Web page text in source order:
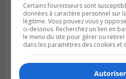
Publié le 31 juillet 2026 à 14h20
Le RTL dévoile sa
transport adapté
Certains fournisseurs sont
données à caractère personnel sur
légitime. Vous pouvez vous y
ci-dessous. Recherchez un lien en
le menu du site pour gérer ou
dans les paramètres des cookies et
Autoriser